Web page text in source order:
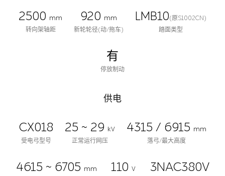
2500 mm
转向架轴距
920 mm
新轮轮径(动/拖车)
LMB10(原S1002CN)
踏面类型
有
停放制动
供电
CX018
受电弓型号
25 ~ 29
kV
正常运行网压
4315 / 6915 mm
落弓/最大高度
4615 ~ 6705 mm
110 V
3NAC380V